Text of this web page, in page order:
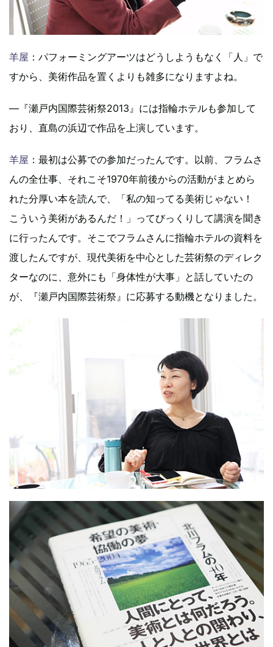
羊屋 ：パフォーミングアーツはどうしようもなく「人」で
すから、美術作品を置くよりも雑多になりますよね。
―『瀬戸内国際芸術祭2013』には指輪ホテルも参加して
おり、直島の浜辺で作品を上演しています。
羊屋 ：最初は公募での参加だったんです。以前、フラムさ
んの全仕事、それこそ1970年前後からの活動がまとめら
れた分厚い本を読んで、「私の知ってる美術じゃない！
こういう美術があるんだ！」ってびっくりして講演を聞き
に行ったんです。そこでフラムさんに指輪ホテルの資料を
渡したんですが、現代美術を中心とした芸術祭のディレク
ターなのに、意外にも「身体性が大事」と話していたの
が、『瀬戸内国際芸術祭』に応募する動機となりました。